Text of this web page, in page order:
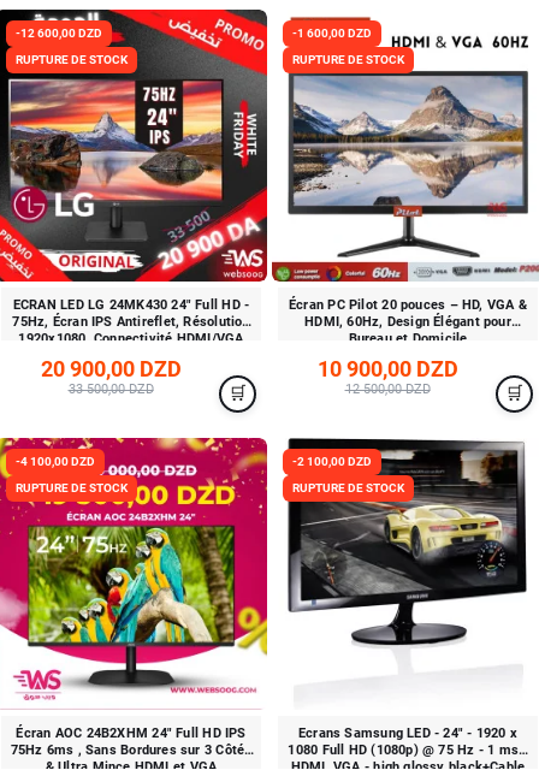
-12 600,00 DZD
RUPTURE DE STOCK
ECRAN LED LG 24MK430 24" Full HD -
75Hz, Écran IPS Antireflet, Résolution
1920x1080, Connectivité HDMI/VGA
20 900,00 DZD
33 500,00 DZD
-1 600,00 DZD
RUPTURE DE STOCK
Écran PC Pilot 20 pouces – HD, VGA &
HDMI, 60Hz, Design Élégant pour
Bureau et Domicile
10 900,00 DZD
12 500,00 DZD
-4 100,00 DZD
RUPTURE DE STOCK
Écran AOC 24B2XHM 24" Full HD IPS
75Hz 6ms , Sans Bordures sur 3 Côtés
& Ultra Mince HDMI et VGA
-2 100,00 DZD
RUPTURE DE STOCK
Ecrans Samsung LED - 24" - 1920 x
1080 Full HD (1080p) @ 75 Hz - 1 ms -
HDMI, VGA - high glossy black+Cable